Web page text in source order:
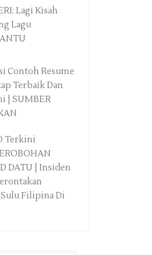
Lagi Kisah
Lagu
Contoh Resume
Terbaik Dan
| SUMBER
Terkini
DATU | Insiden
Filipina Di